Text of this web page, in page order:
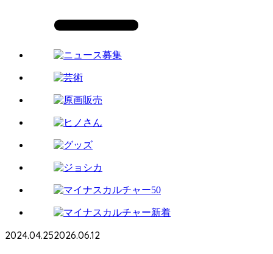
2024.04.252026.06.12